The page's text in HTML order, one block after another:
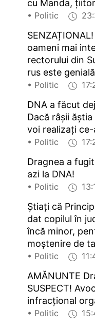
cu Manda,
• Politic
oameni mai
rectorului din
rus este
• Politic
DNA a făcut
Dacă râșii
voi realizați
• Politic
Dragnea a
azi la DNA!
• Politic
Știați că
dat copilul în
încă minor,
moștenire de
• Politic
AMĂNUNTE
SUSPECT!
infracțional
• Politic